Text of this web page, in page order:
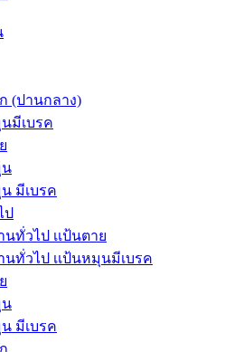
(ปานกลาง)
มีเบรค
มีเบรค
ป
นทั่วไป เเป้นตาย
นทั่วไป เเป้นหมุนมีเบรค
มีเบรค